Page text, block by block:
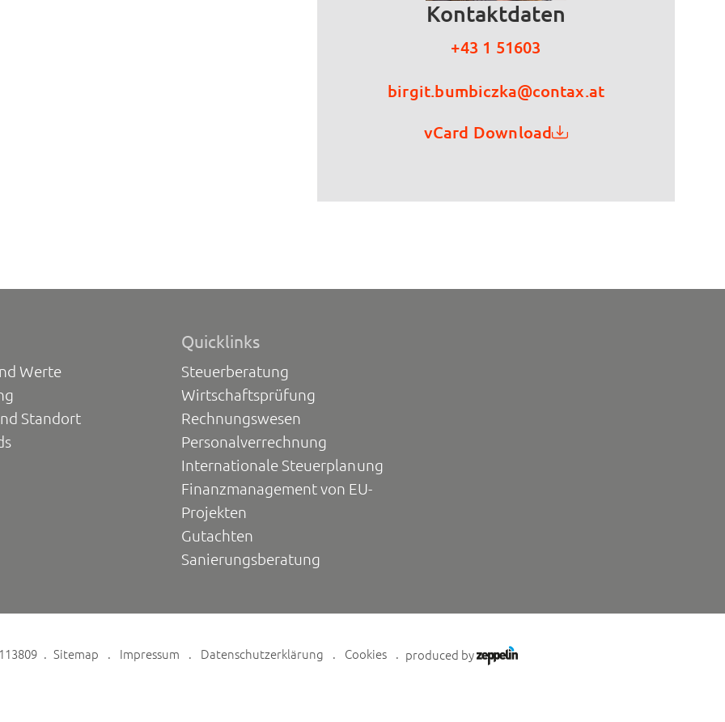
Kontaktdaten
+43 1 51603
birgit.bumbiczka@contax.at
vCard Download
Werte
Standort
Quicklinks
Steuerberatung
Wirtschaftsprüfung
Rechnungswesen
Personalverrechnung
Internationale Steuerplanung
Finanzmanagement von EU-
Projekten
Gutachten
Sanierungsberatung
Sitemap Impressum Datenschutzerklärung Cookies produced by